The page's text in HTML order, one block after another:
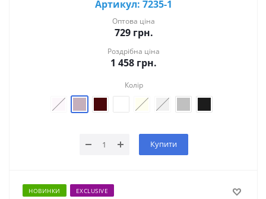
Артикул: 7235-1
Оптова ціна
729грн.
Роздрібна ціна
1 458 грн.
Колір
Купити
НОВИНКИ EXCLUSIVE